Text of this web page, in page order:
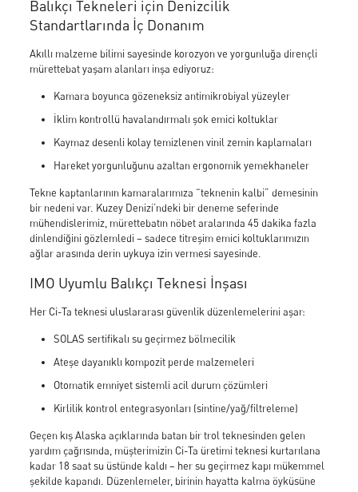
Balıkçı Tekneleri için Denizcilik
Standartlarında İç Donanım
Akıllı malzeme bilimi sayesinde korozyon ve yorgunluğa dirençli
mürettebat yaşam alanları inşa ediyoruz:
Kamara boyunca gözeneksiz antimikrobiyal yüzeyler
İklim kontrollü havalandırmalı şok emici koltuklar
Kaymaz desenli kolay temizlenen vinil zemin kaplamaları
Hareket yorgunluğunu azaltan ergonomik yemekhaneler
Tekne kaptanlarının kamaralarımıza “teknenin kalbi” demesinin
bir nedeni var. Kuzey Denizi’ndeki bir deneme seferinde
mühendislerimiz, mürettebatın nöbet aralarında 45 dakika fazla
dinlendiğini gözlemledi – sadece titreşim emici koltuklarımızın
ağlar arasında derin uykuya izin vermesi sayesinde.
IMO Uyumlu Balıkçı Teknesi İnşası
Her Ci-Ta teknesi uluslararası güvenlik düzenlemelerini aşar:
SOLAS sertifikalı su geçirmez bölmecilik
Ateşe dayanıklı kompozit perde malzemeleri
Otomatik emniyet sistemli acil durum çözümleri
Kirlilik kontrol entegrasyonları (sintine/yağ/filtreleme)
Geçen kış Alaska açıklarında batan bir trol teknesinden gelen
yardım çağrısında, müşterimizin Ci-Ta üretimi teknesi kurtarılana
kadar 18 saat su üstünde kaldı – her su geçirmez kapı mükemmel
şekilde kapandı. Düzenlemeler, birinin hayatta kalma öyküsüne